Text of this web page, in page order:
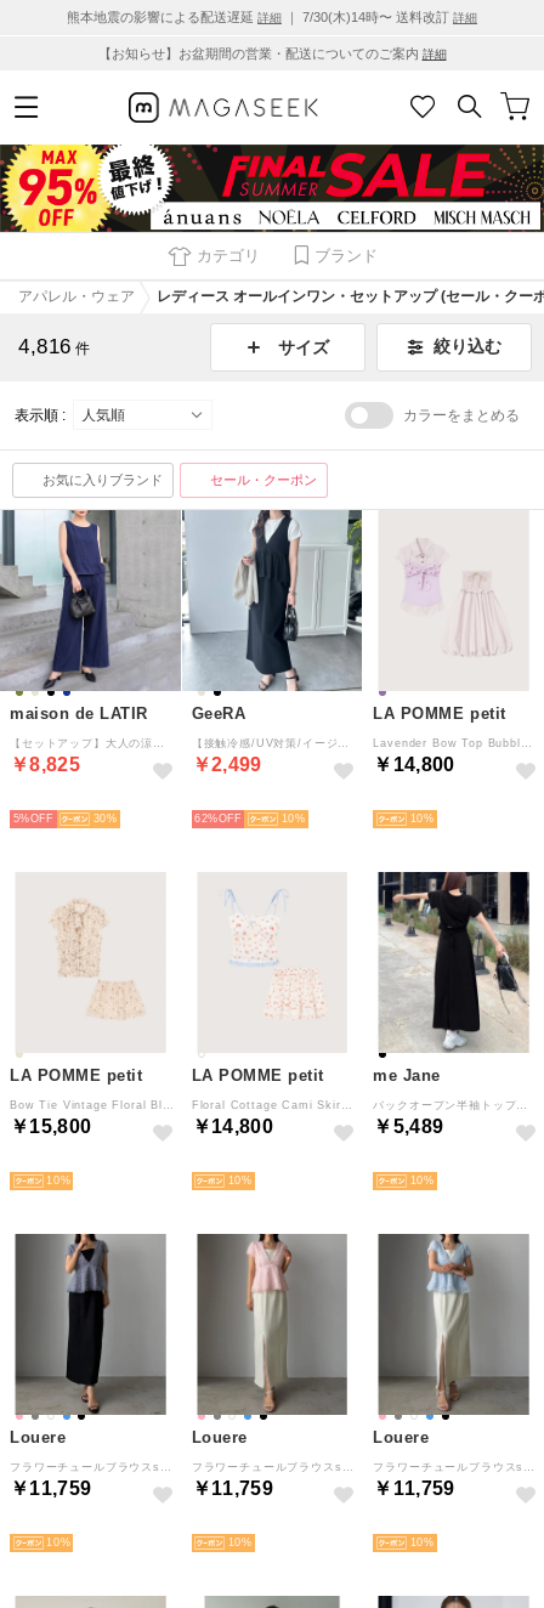
熊本地震の影響による配送遅延 詳細 ｜ 7/30(木)14時〜 送料改訂 詳細
【お知らせ】お盆期間の営業・配送についてのご案内 詳細
カテゴリ ブランド
アパレル・ウェア レディース オールインワン・セットアップ (セール・クー
4,816 件 サイズ 絞り込む
表示順 : カラーをまとめる
お気に入りブランド セール・クーポン
maison de LATIR
￥8,825
5%
30
GeeRA
￥2,499
62%
10
LA POMME petit
￥14,800
10
LA POMME petit
￥15,800
10
LA POMME petit
￥14,800
10
me Jane
￥5,489
10
Louere
￥11,759
10
Louere
￥11,759
10
Louere
￥11,759
10